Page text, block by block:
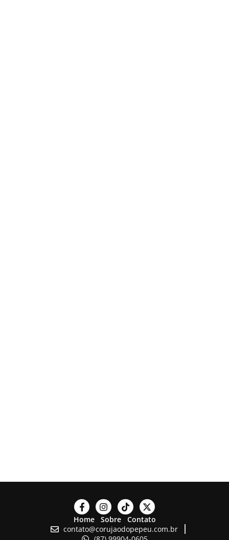
Home Sobre
Contato
contato@corujaodopepeu.com.br